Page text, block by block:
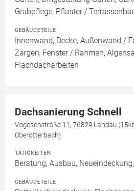
Grabpflege, Pflaster /
GEBÄUDETEILE
Innenwand, Decke, Außenwand /
Zargen, Fenster / Rahmen,
Flachdacharbeiten
Dachsanierung Schnell
Vogesenstraße 11, 76829 Landau
Oberotterbach)
TÄTIGKEITEN
Beratung, Ausbau,
GEBÄUDETEILE